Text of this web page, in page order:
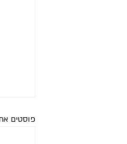
פוסטים